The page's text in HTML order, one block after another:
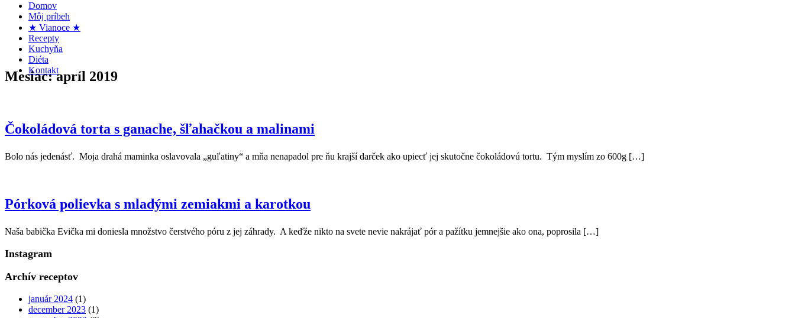
Domov
Môj príbeh
★ Vianoce ★
Recepty
Kuchyňa
Diéta
Kontakt
Mesiac:apríl 2019
Čokoládová torta s ganache, šľahačkou a malinami
Bolo nás jedenásť. Moja drahá maminka oslavovala „guľatiny“ a mňa nenapadol pre ňu krajší darček ako upiecť jej skutočne čokoládovú tortu. Tým myslím zo 600g […]
Pórková polievka s mladými zemiakmi a karotkou
Naša babička Evička mi doniesla množstvo čerstvého póru z jej záhrady. A keďže nikto na svete nevie nakrájať pór a pažítku jemnejšie ako ona, poprosila […]
Instagram
Archív receptov
január 2024 (1)
december 2023 (1)